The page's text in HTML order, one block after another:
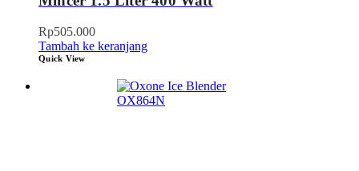
Rp505.000
Tambah ke keranjang
Quick View